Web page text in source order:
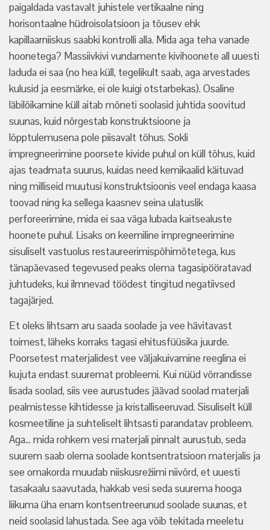
paigaldada vastavalt juhistele vertikaalne ning
horisontaalne hüdroisolatsioon ja tõusev ehk
kapillaarniiskus saabki kontrolli alla. Mida aga teha vanade
hoonetega? Massiivkivi vundamente kivihoonete all uuesti
laduda ei saa (no hea küll, tegelikult saab, aga arvestades
kulusid ja eesmärke, ei ole kuigi otstarbekas). Osaline
läbilõikamine küll aitab mõneti soolasid juhtida soovitud
suunas, kuid nõrgestab konstruktsioone ja
lõpptulemusena pole piisavalt tõhus. Sokli
impregneerimine poorsete kivide puhul on küll tõhus, kuid
ajas teadmata suurus, kuidas need kemikaalid käituvad
ning milliseid muutusi konstruktsioonis veel endaga kaasa
toovad ning ka sellega kaasnev seina ulatuslik
perforeerimine, mida ei saa väga lubada kaitsealuste
hoonete puhul. Lisaks on keemiline impregneerimine
sisuliselt vastuolus restaureerimispõhimõtetega, kus
tänapäevased tegevused peaks olema tagasipööratavad
juhtudeks, kui ilmnevad töödest tingitud negatiivsed
tagajärjed.
Et oleks lihtsam aru saada soolade ja vee hävitavast
toimest, läheks korraks tagasi ehitusfüüsika juurde.
Poorsetest materjalidest vee väljakuivamine reeglina ei
kujuta endast suuremat probleemi. Kui nüüd võrrandisse
lisada soolad, siis vee aurustudes jäävad soolad materjali
pealmistesse kihtidesse ja kristalliseeruvad. Sisuliselt küll
kosmeetiline ja suhteliselt lihtsasti parandatav probleem.
Aga… mida rohkem vesi materjali pinnalt aurustub, seda
suurem saab olema soolade kontsentratsioon materjalis ja
see omakorda muudab niiskusrežiimi niivõrd, et uuesti
tasakaalu saavutada, hakkab vesi seda suurema hooga
liikuma üha enam kontsentreerunud soolade suunas, et
neid soolasid lahustada. See aga võib tekitada meeletu